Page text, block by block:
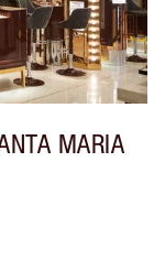
MARIA